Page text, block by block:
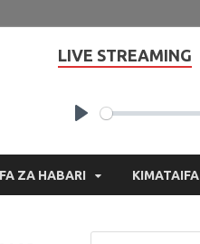
LIVE STREAMING
ZA HABARI KIMATAIFA